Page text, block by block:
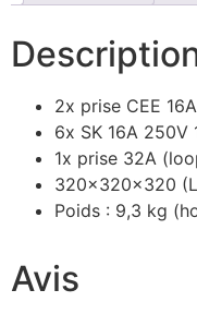
2x prise CEE
6x SK 16A 250V
1x prise 32A
320x320x320
Poids : 9,3 kg
Avis